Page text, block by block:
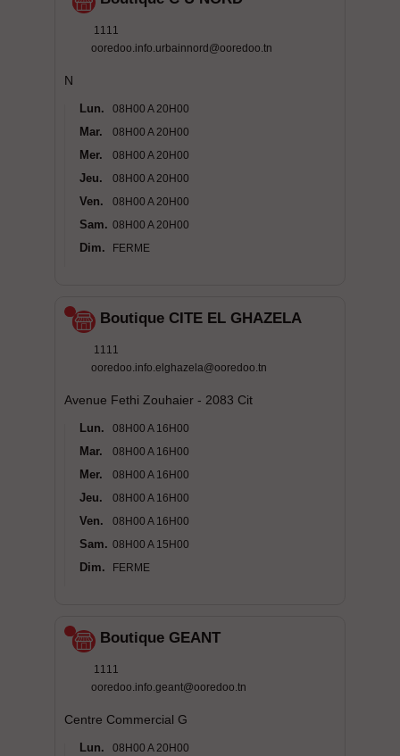
1111
ooredoo.info.urbainnord@ooredoo.tn
N
Lun. 08H00 A 20H00
Mar. 08H00 A 20H00
Mer. 08H00 A 20H00
Jeu. 08H00 A 20H00
Ven. 08H00 A 20H00
Sam. 08H00 A 20H00
Dim. FERME
Boutique CITE EL GHAZELA
1111
ooredoo.info.elghazela@ooredoo.tn
Avenue Fethi Zouhaier - 2083 Cit
Lun. 08H00 A 16H00
Mar. 08H00 A 16H00
Mer. 08H00 A 16H00
Jeu. 08H00 A 16H00
Ven. 08H00 A 16H00
Sam. 08H00 A 15H00
Dim. FERME
Boutique GEANT
1111
ooredoo.info.geant@ooredoo.tn
Centre Commercial G
Lun. 08H00 A 20H00